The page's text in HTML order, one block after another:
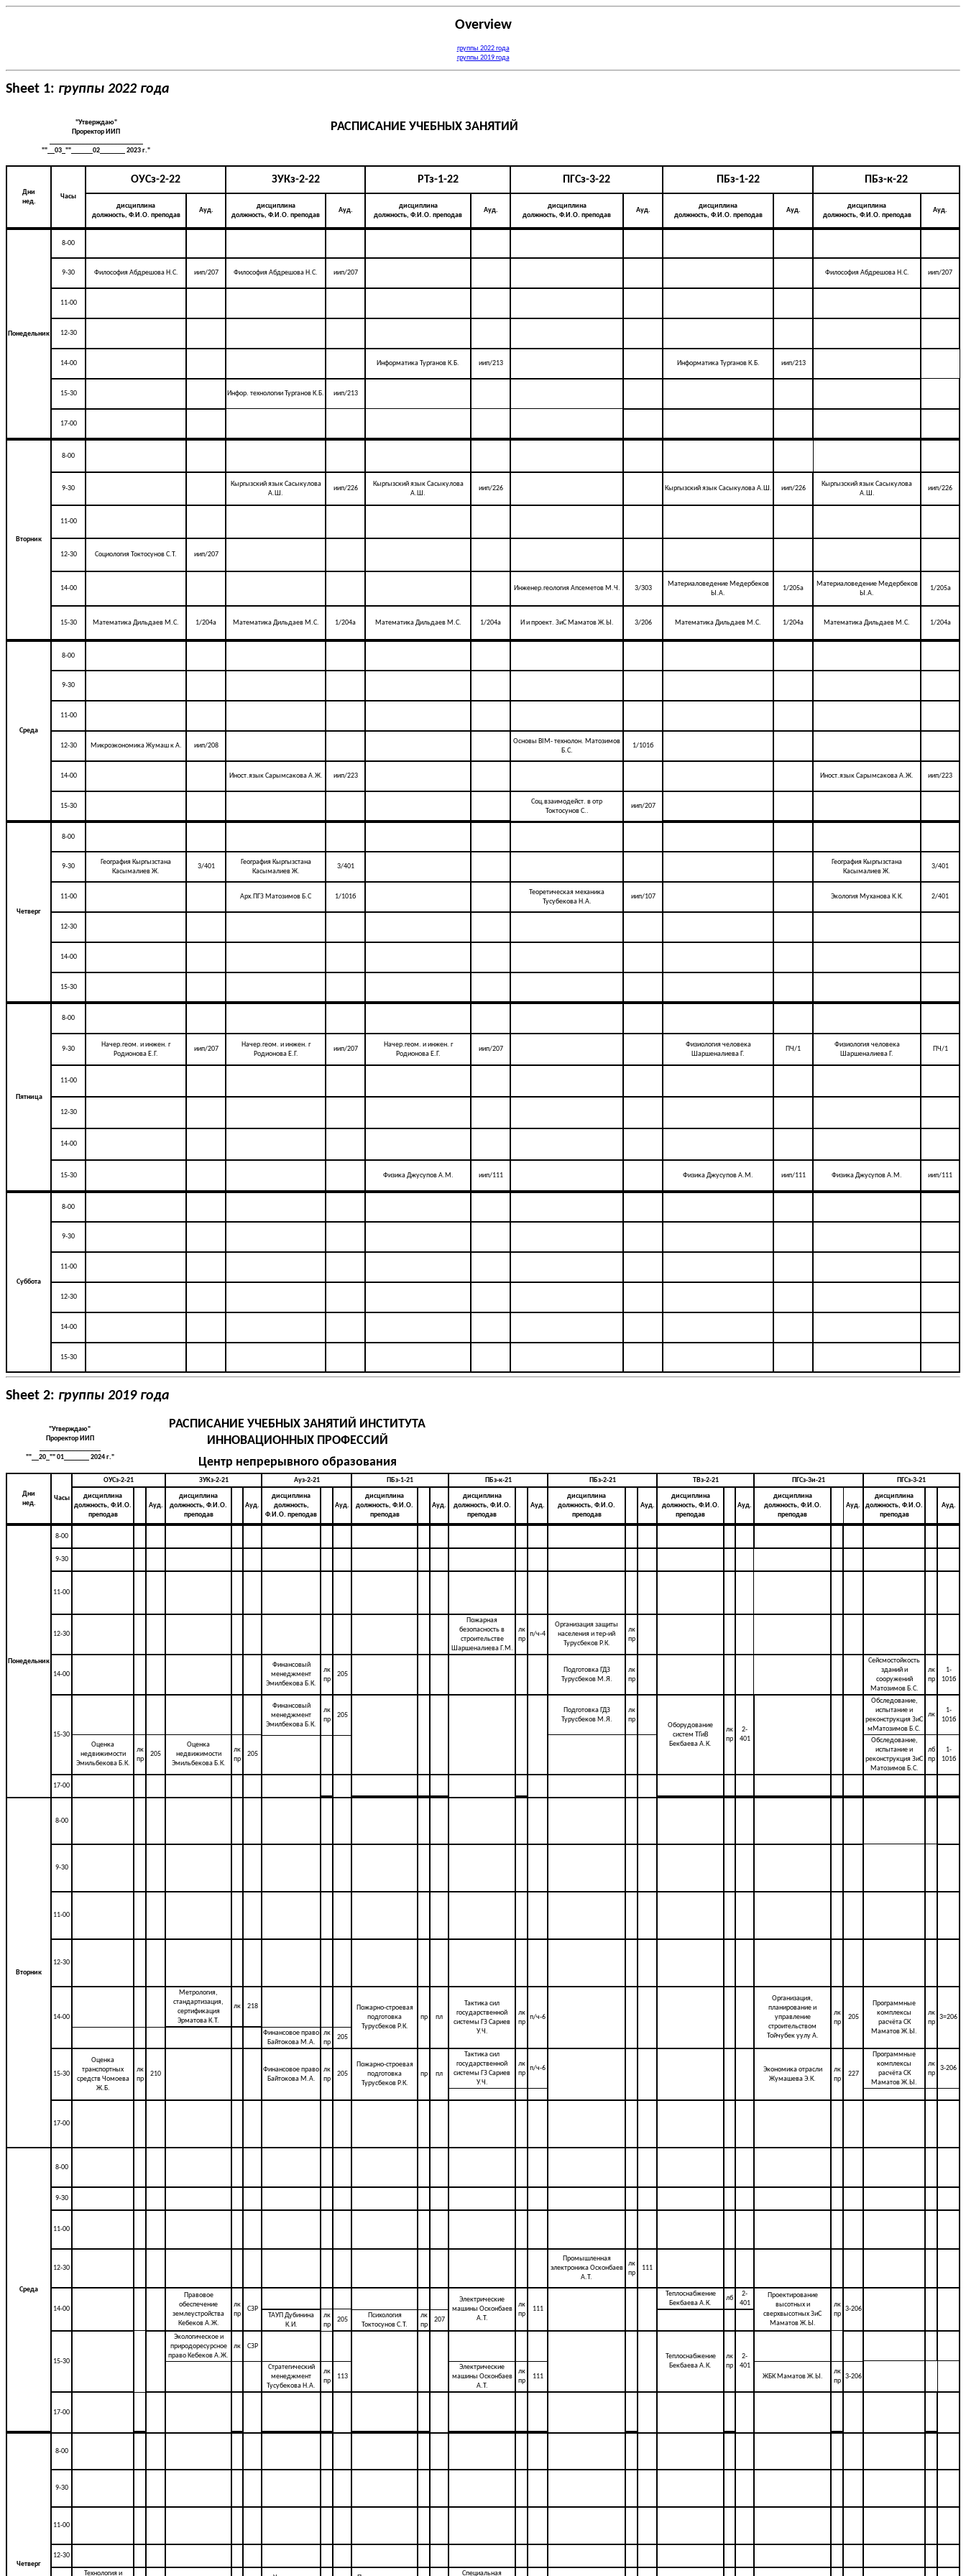
Overview
группы 2022 года
группы 2019 года
Sheet 1: группы 2022 года
"Утверждаю"
Проректор ИИП
""__03_""______02_______ 2023 г."
РАСПИСАНИЕ УЧЕБНЫХ ЗАНЯТИЙ
Дни
нед.
Часы
ОУСз-2-22 ЗУКз-2-22 РТз-1-22 ПГСз-3-22 ПБз-1-22 ПБз-к-22
дисциплина
должность, Ф.И.О. преподав
Ауд.
дисциплина
должность, Ф.И.О. преподав
Ауд.
дисциплина
должность, Ф.И.О. преподав
Ауд.
дисциплина
должность, Ф.И.О. преподав
Ауд.
дисциплина
должность, Ф.И.О. преподав
Ауд.
дисциплина
должность, Ф.И.О. преподав
Ауд.
Понедельник
8-00
9-30 Философия Абдрешова Н.С. иип/207 Философия Абдрешова Н.С. иип/207 Философия Абдрешова Н.С. иип/207
11-00
12-30
14-00 Информатика Турганов К.Б. иип/213 Информатика Турганов К.Б. иип/213
15-30 Инфор. технологии Турганов К.Б. иип/213
17-00
Вторник
8-00
9-30
Кыргызский язык Сасыкулова
А.Ш.
иип/226
Кыргызский язык Сасыкулова
А.Ш.
иип/226 Кыргызский язык Сасыкулова А.Ш. иип/226
Кыргызский язык Сасыкулова
А.Ш.
иип/226
11-00
12-30 Социология Токтосунов С.Т. иип/207
14-00 Инженер.геология Апсеметов М.Ч. 3/303
Материаловедение Медербеков
Ы.А.
1/205а
Материаловедение Медербеков
Ы.А.
1/205а
15-30 Математика Дильдаев М.С. 1/204а Математика Дильдаев М.С. 1/204а Математика Дильдаев М.С. 1/204а И и проект. ЗиС Маматов Ж.Ы. 3/206 Математика Дильдаев М.С. 1/204а Математика Дильдаев М.С. 1/204а
Среда
8-00
9-30
11-00
12-30 Микроэкономика Жумаш к А. иип/208
Основы BIM- технолон. Матозимов
Б.С.
1/101б
14-00 Иност.язык Сарымсакова А.Ж. иип/223 Иност.язык Сарымсакова А.Ж. иип/223
15-30
Соц.взаимодейст. в отр
Токтосунов С..
иип/207
Четверг
8-00
9-30
География Кыргызстана
Касымалиев Ж.
3/401
География Кыргызстана
Касымалиев Ж.
3/401
География Кыргызстана
Касымалиев Ж.
3/401
11-00 Арх.ПГЗ Матозимов Б.С 1/101б
Теоретическая механика
Тусубекова Н.А.
иип/107 Экология Муханова К.К. 2/401
12-30
14-00
15-30
Пятница
8-00
9-30
Начер.геом. и инжен. г
Родионова Е.Г.
иип/207
Начер.геом. и инжен. г
Родионова Е.Г.
иип/207
Начер.геом. и инжен. г
Родионова Е.Г.
иип/207
Физиология человека
Шаршеналиева Г.
ПЧ/1
Физиология человека
Шаршеналиева Г.
ПЧ/1
11-00
12-30
14-00
15-30 Физика Джусупов А.М. иип/111 Физика Джусупов А.М. иип/111 Физика Джусупов А.М. иип/111
Суббота
8-00
9-30
11-00
12-30
14-00
15-30
Sheet 2: группы 2019 года
"Утверждаю"
Проректор ИИП
""__20_"" 01_______ 2024 г."
РАСПИСАНИЕ УЧЕБНЫХ ЗАНЯТИЙ ИНСТИТУТА
ИННОВАЦИОННЫХ ПРОФЕССИЙ
Центр непрерывного образования
Дни
нед.
Часы
ОУСз-2-21 ЗУКз-2-21 Ауз-2-21 ПБз-1-21 ПБз-к-21 ПБз-2-21 ТВз-2-21 ПГСз-3и-21
ПГСз-3-21
дисциплина
должность, Ф.И.О.
преподав
Ауд.
дисциплина
должность, Ф.И.О.
преподав
Ауд.
дисциплина
должность,
Ф.И.О. преподав
Ауд.
дисциплина
должность, Ф.И.О.
преподав
Ауд.
дисциплина
должность, Ф.И.О.
преподав
Ауд.
дисциплина
должность, Ф.И.О.
преподав
Ауд.
дисциплина
должность, Ф.И.О.
преподав
Ауд.
дисциплина
должность, Ф.И.О.
преподав
Ауд.
дисциплина
должность, Ф.И.О.
преподав
Ауд.
Понедельник
8-00
9-30
11-00
12-30
Пожарная
безопасность в
строительстве
Шаршеналиева Г.М.
лк
пр
п/ч-4
Организация защиты
населения и тер-ий
Турусбеков Р.К.
лк
пр
14-00
Финансовый
менеджмент
Эмилбекова Б.К.
лк
пр
205
Подготовка ГДЗ
Турусбеков М.Я.
лк
пр
Сейсмостойкость
зданий и
сооружений
Матозимов Б.С.
лк
пр
1-
101б
15-30
Финансовый
менеджмент
Эмилбекова Б.К.
лк
пр
205
Подготовка ГДЗ
Турусбеков М.Я.
лк
пр
Оборудование
систем ТГиВ
Бекбаева А.К.
лк
пр
2-
401
Обследование,
испытание и
реконструкция ЗиС
мМатозимов Б.С.
лк
1-
101б
Оценка
недвижимости
Эмильбекова Б.К.
лк
пр
205
Оценка
недвижимости
Эмильбекова Б.К.
лк
пр
205
Обследование,
испытание и
реконструкция ЗиС
Матозимов Б.С.
лб
пр
1-
101б
17-00
Вторник
8-00
9-30
11-00
12-30
14-00
Метрология,
стандартизация,
сертификация
Эрматова К.Т.
лк 218
Пожарно-строевая
подготовка
Турусбеков Р.К.
пр пл
Тактика сил
государственной
системы ГЗ Сариев
У.Ч.
лк
пр
п/ч-6
Организация,
планирование и
управление
строительством
Тойчубек уулу А.
лк
пр
205
Программные
комплексы
расчёта СК
Маматов Ж.Ы.
лк
пр
3=206
Финансовое право
Байтокова М.А.
лк
пр
205
15-30
Оценка
транспортных
средств Чомоева
Ж.Б.
лк
пр
210
Финансовое право
Байтокова М.А.
лк
пр
205
Пожарно-строевая
подготовка
Турусбеков Р.К.
пр пл
Тактика сил
государственной
системы ГЗ Сариев
У.Ч.
лк
пр
п/ч-6
Экономика отрасли
Жумашева Э.К.
лк
пр
227
Программные
комплексы
расчёта СК
Маматов Ж.Ы.
лк
пр
3-206
17-00
Среда
8-00
9-30
11-00
12-30
Промышленная
электроника Осконбаев
А.Т.
лк
пр
111
14-00
Правовое
обеспечение
землеустройства
Кебеков А.Ж.
лк
пр
СЗР
Электрические
машины Осконбаев
А.Т.
лк
пр
111
Теплоснабжение
Бекбаева А.К.
лб
2-
401
Проектирование
высотных и
сверхвысотных ЗиС
Маматов Ж.Ы.
лк
пр
3-206
ТАУП Дубинина
К.И.
лк
пр
205
Психология
Токтосунов С.Т.
лк
пр
207
15-30
Экологическое и
природоресурсное
право Кебеков А.Ж.
лк
СЗР
Теплоснабжение
Бекбаева А.К.
лк
пр
2-
401
Стратегический
менеджмент
Тусубекова Н.А.
лк
пр
113
Электрические
машины Осконбаев
А.Т.
лк
пр
111 ЖБК Маматов Ж.Ы.
лк
пр
3-206
17-00
Четверг
8-00
9-30
11-00
12-30
Технология и Специальная